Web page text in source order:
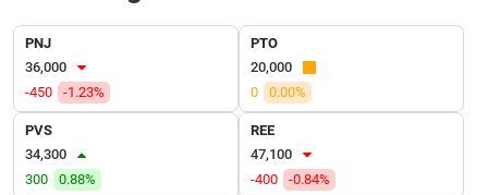
PNJ
36,000
-450
-1.23%
PTO
20,000
0
0.00%
PVS
34,300
300
0.88%
REE
47,100
-400
-0.84%
SỨC
KHỎE
TÀI
CHÍNH